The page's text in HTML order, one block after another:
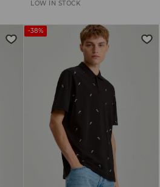
LOW IN STOCK
-38%